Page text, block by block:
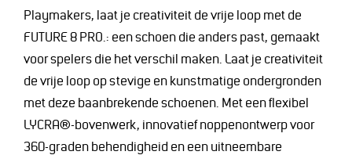
Playmakers, laat je creativiteit de vrije loop met de
FUTURE 8 PRO.: een schoen die anders past, gemaakt
voor spelers die het verschil maken. Laat je creativiteit
de vrije loop op stevige en kunstmatige ondergronden
met deze baanbrekende schoenen. Met een flexibel
LYCRA®-bovenwerk, innovatief noppenontwerp voor
360-graden behendigheid en een uitneembare